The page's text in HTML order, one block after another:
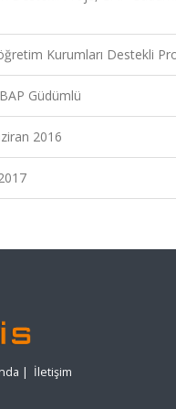
Kurumları Destekli
BAP Güdümlü
2016
| İletişim